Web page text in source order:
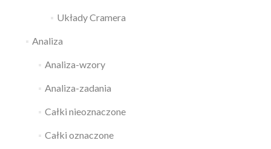
Układy Cramera
Analiza
Analiza-wzory
Analiza-zadania
Całki nieoznaczone
Całki oznaczone